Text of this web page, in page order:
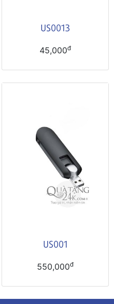
US0013
45,000đ
US001
550,000đ